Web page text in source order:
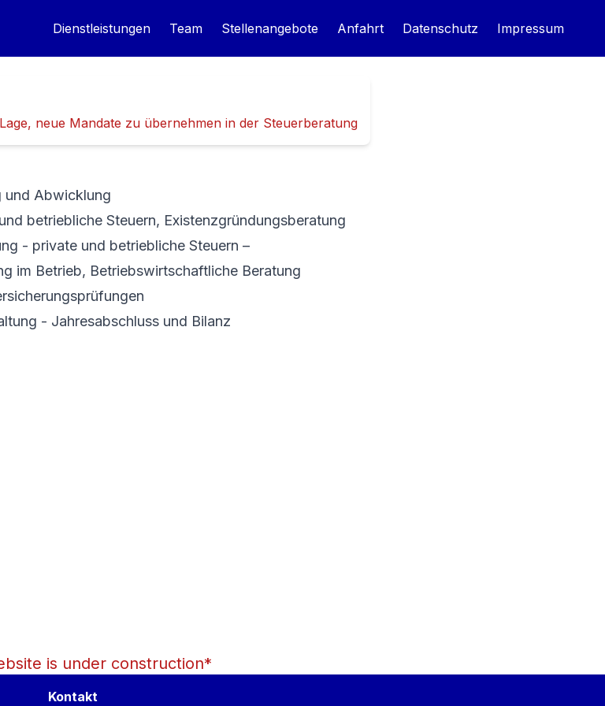
Dienstleistungen
Team Stellenangebote Anfahrt Datenschutz Impressum
neue Mandate zu übernehmen in der Steuerberatung
und Abwicklung
betriebliche Steuern, Existenzgründungsberatung
- private und betriebliche Steuern –
im Betrieb, Betriebswirtschaftliche Beratung
- Jahresabschluss und Bilanz
is under construction*
Kontakt